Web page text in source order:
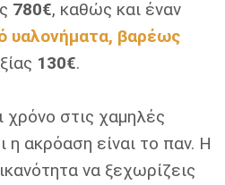
780€, καθώς και έναν
υαλονήματα, βαρέως
130€.
χρόνο στις χαμηλές
η ακρόαση είναι το παν. Η
να ξεχωρίζεις